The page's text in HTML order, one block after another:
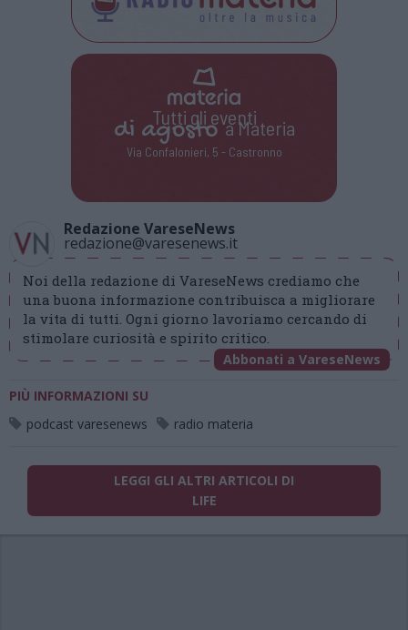
Tutti gli eventi
di agostoa Materia
Via Confalonieri, 5 - Castronno
Redazione VareseNews
redazione@varesenews.it
Noi della redazione di VareseNews crediamo che
una buona informazione contribuisca a migliorare
la vita di tutti. Ogni giorno lavoriamo cercando di
stimolare curiosità e spirito critico.
Abbonati a VareseNews
PIÙ INFORMAZIONI SU
podcast varesenews
radio materia
LEGGI GLI ALTRI ARTICOLI DI
LIFE